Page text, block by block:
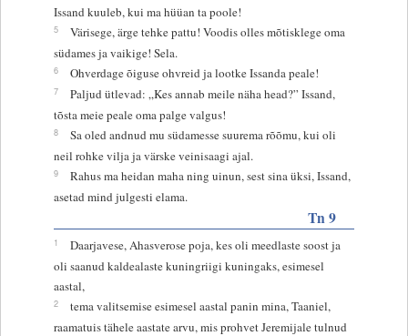
Issand kuuleb, kui ma hüüan ta poole!
5
Värisege, ärge tehke pattu! Voodis olles mõtisklege oma
südames ja vaikige! Sela.
6 Ohverdage õiguse ohvreid ja lootke Issanda peale!
7
Paljud ütlevad: „Kes annab meile näha head?” Issand,
tõsta meie peale oma palge valgus!
8
Sa oled andnud mu südamesse suurema rõõmu, kui oli
neil rohke vilja ja värske veinisaagi ajal.
9
Rahus ma heidan maha ning uinun, sest sina üksi, Issand,
asetad mind julgesti elama.
Tn 9
1
Daarjavese, Ahasverose poja, kes oli meedlaste soost ja
oli saanud kaldealaste kuningriigi kuningaks, esimesel
aastal,
2
tema valitsemise esimesel aastal panin mina, Taaniel,
raamatuis tähele aastate arvu, mis prohvet Jeremijale tulnud